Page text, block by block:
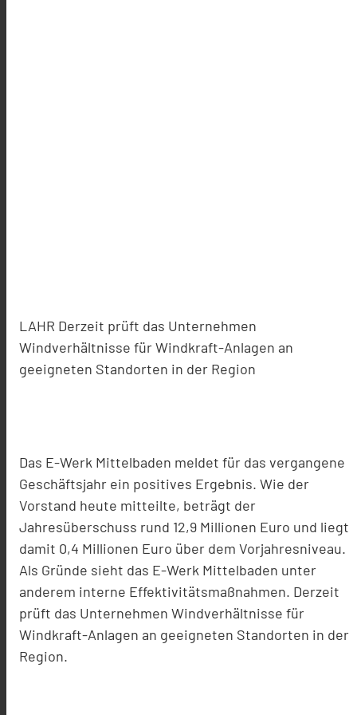
LAHR Derzeit prüft das Unternehmen
Windverhältnisse für Windkraft-Anlagen an
geeigneten Standorten in der Region
Das E-Werk Mittelbaden meldet für das vergangene
Geschäftsjahr ein positives Ergebnis. Wie der
Vorstand heute mitteilte, beträgt der
Jahresüberschuss rund 12,9 Millionen Euro und liegt
damit 0,4 Millionen Euro über dem Vorjahresniveau.
Als Gründe sieht das E-Werk Mittelbaden unter
anderem interne Effektivitätsmaßnahmen. Derzeit
prüft das Unternehmen Windverhältnisse für
Windkraft-Anlagen an geeigneten Standorten in der
Region.